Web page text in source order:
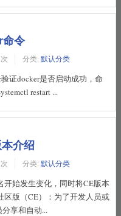
令
分类: 默认分类
证docker是否启动成功，命
restart ...
介绍
分类: 默认分类
开始发生变化，同时将CE版本
区版（CE）：为了开发人员或
享和自动...